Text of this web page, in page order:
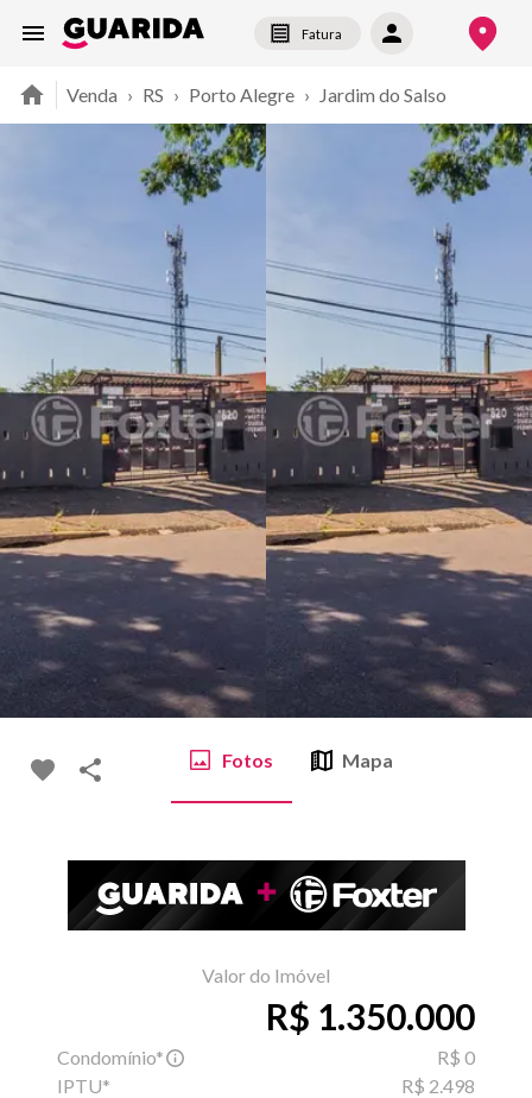
Fatura
Venda › RS › Porto Alegre › Jardim do Salso
Fotos Mapa
Valor do Imóvel
R$ 1.350.000
Condomínio*
R$ 0
IPTU*
R$ 2.498